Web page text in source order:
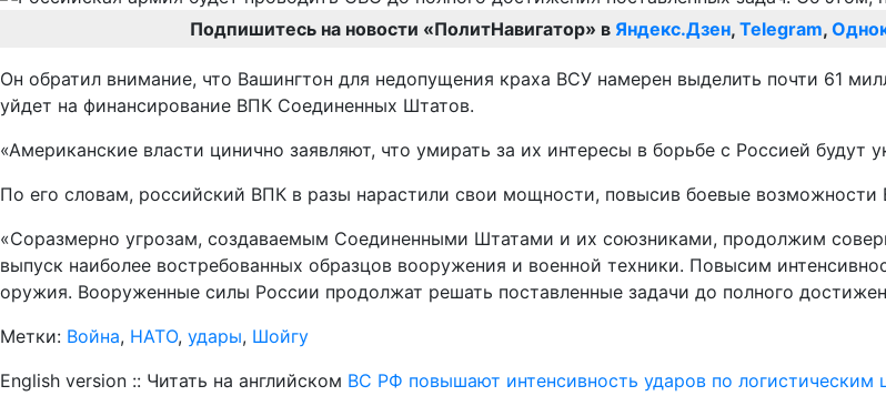
Подпишитесь на новости «ПолитНавигатор» в Яндекс.Дзен, Telegram,
Он обратил внимание, что Вашингтон для недопущения краха ВСУ намерен выделить почти 61
уйдет на финансирование ВПК Соединенных Штатов.
«Американские власти цинично заявляют, что умирать за их интересы в борьбе с Россией будут
По его словам, российский ВПК в разы нарастили свои мощности, повысив боевые возможности
«Соразмерно угрозам, создаваемым Соединенными Штатами и их союзниками, продолжим
выпуск наиболее востребованных образцов вооружения и военной техники. Повысим
оружия. Вооруженные силы России продолжат решать поставленные задачи до полного
Метки: Война, НАТО, удары, Шойгу
English version :: Читать на английском ВС РФ повышают интенсивность ударов по логистическим